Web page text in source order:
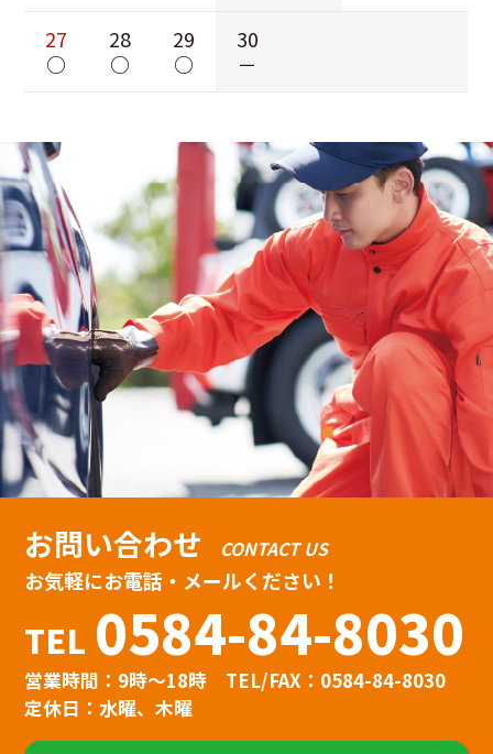
27
○
28
○
29
○
30
－
お問い合わせ CONTACT US
お気軽にお電話・メールください！
TEL 0584-84-8030
営業時間：9時〜18時
TEL/FAX：0584-84-8030
定休日：水曜、木曜